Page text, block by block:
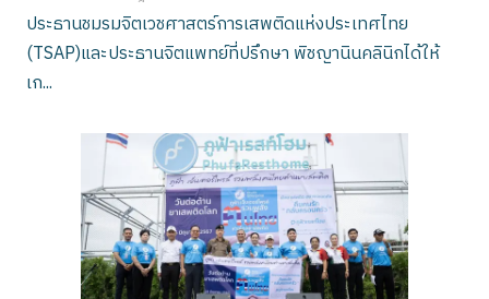
ประธานชมรมจิตเวชศาสตร์การเสพติดแห่งประเทศไทย
(TSAP)และประธานจิตแพทย์ที่ปรึกษา พิชญานินคลินิกได้ให้
เก...